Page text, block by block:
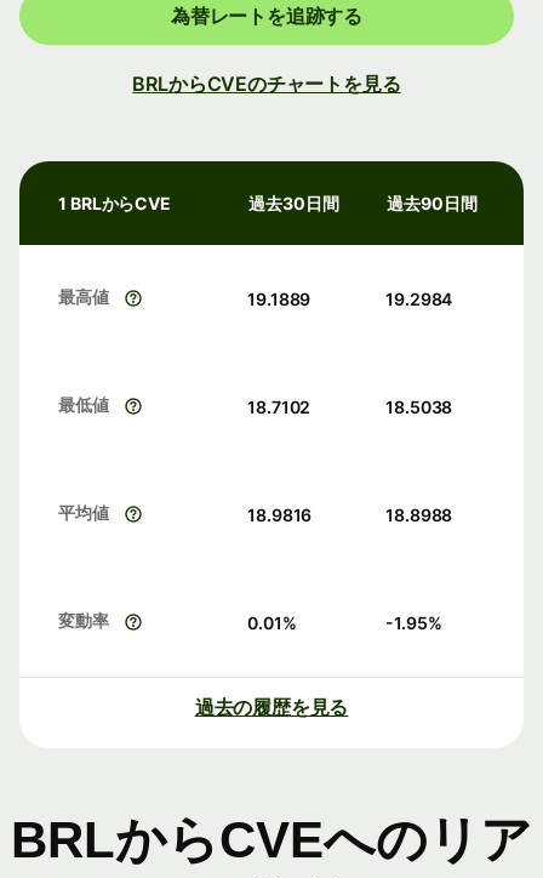
為替レートを追跡する
BRLからCVEのチャートを見る
1 BRLからCVE 過去30日間 過去90日間
最高値 19.1889 19.2984
最低値 18.7102 18.5038
平均値 18.9816 18.8988
変動率 0.01% -1.95%
過去の履歴を見る
BRLからCVEへのリア